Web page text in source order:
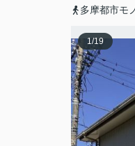
多摩都市モ
1/19